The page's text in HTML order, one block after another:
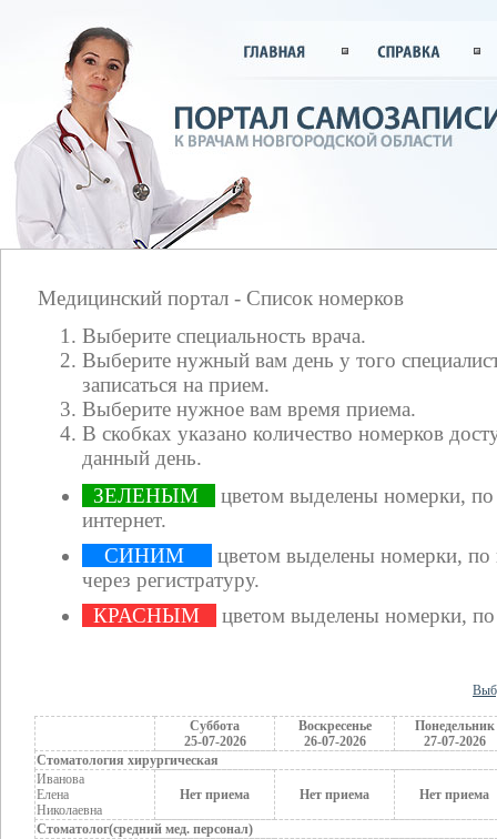
Медицинский портал - Список номерков
Выберите специальность врача.
Выберите нужный вам день у того
записаться на прием.
Выберите нужное вам время приема.
В скобках указано количество номерков
данный день.
ЗЕЛЕНЫМ
цветом выделены номерки,
интернет.
СИНИМ
цветом выделены номерки,
через регистратуру.
КРАСНЫМ
цветом выделены номерки,
Суббота
25-07-2026
Воскресенье
26-07-2026
Понедельник
27-07-2026
Стоматология хирургическая
Иванова
Елена
Николаевна
Нет приема Нет приема Нет приема
Стоматолог(средний мед. персонал)